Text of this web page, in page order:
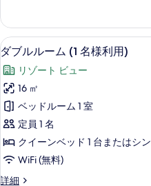
ベ
ッ
ド
1
台
の
す
べ
て
の
ー
ム
ク
イ
ー
ン
ベ
ッ
ド
台
の
詳
ダ
ブ
ル
ル
ー
ム
(1
名
2
ダブルルーム (1 名様利用)
リゾート ビュー
16 ㎡
ベッドルーム 1 室
定員 1 名
クイーンベッド 1 台またはシ
WiFi (無料)
詳細
ダ